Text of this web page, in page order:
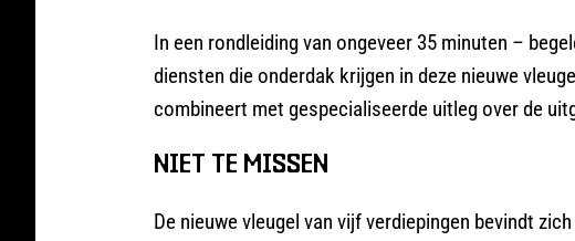
In een rondleiding van ongeveer 35 minuten –
diensten die onderdak krijgen in deze nieuwe
combineert met gespecialiseerde uitleg over de
NIET TE MISSEN
De nieuwe vleugel van vijf verdiepingen bevindt